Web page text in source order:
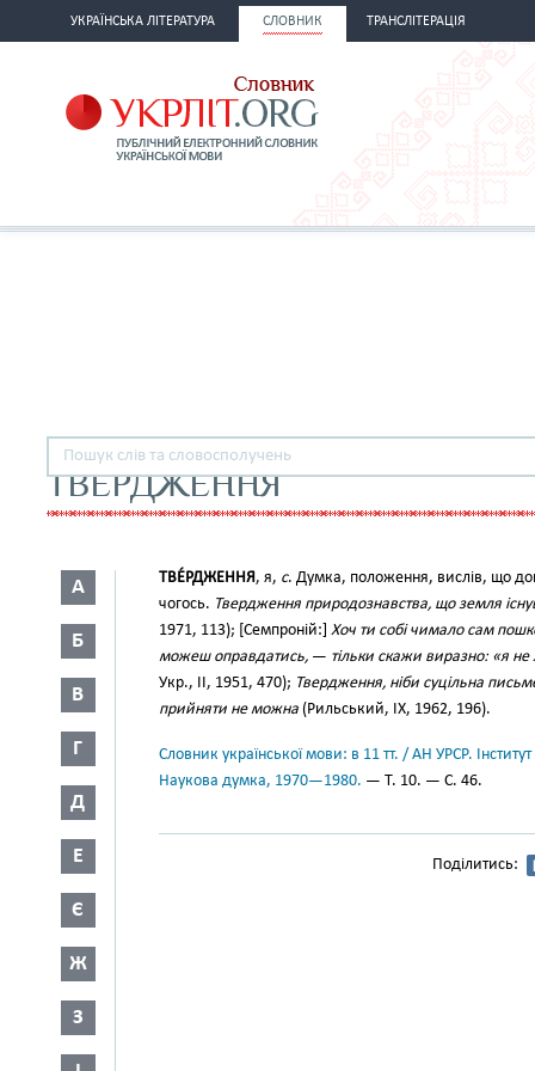
УКРАЇНСЬКА ЛІТЕРАТУРА СЛОВНИК ТРАНСЛІТЕРАЦІЯ
ТВЕРДЖЕННЯ
А
Б
В
Г
Д
Е
Є
Ж
З
ТВЕ́РДЖЕННЯ, я, с. Думка, положення, вислів, що
чогось. Твердження природознавства, що земля
1971, 113); [Семпроній:] Хоч ти собі чимало сам
можеш оправдатись, — тільки скажи виразно: «я
Укр., II, 1951, 470); Твердження, ніби суцільна
прийняти не можна (Рильський, IX, 1962, 196).
Словник української мови: в 11 тт. / АН УРСР.
Наукова думка, 1970—1980. — Т. 10. — С. 46.
Поділитись: